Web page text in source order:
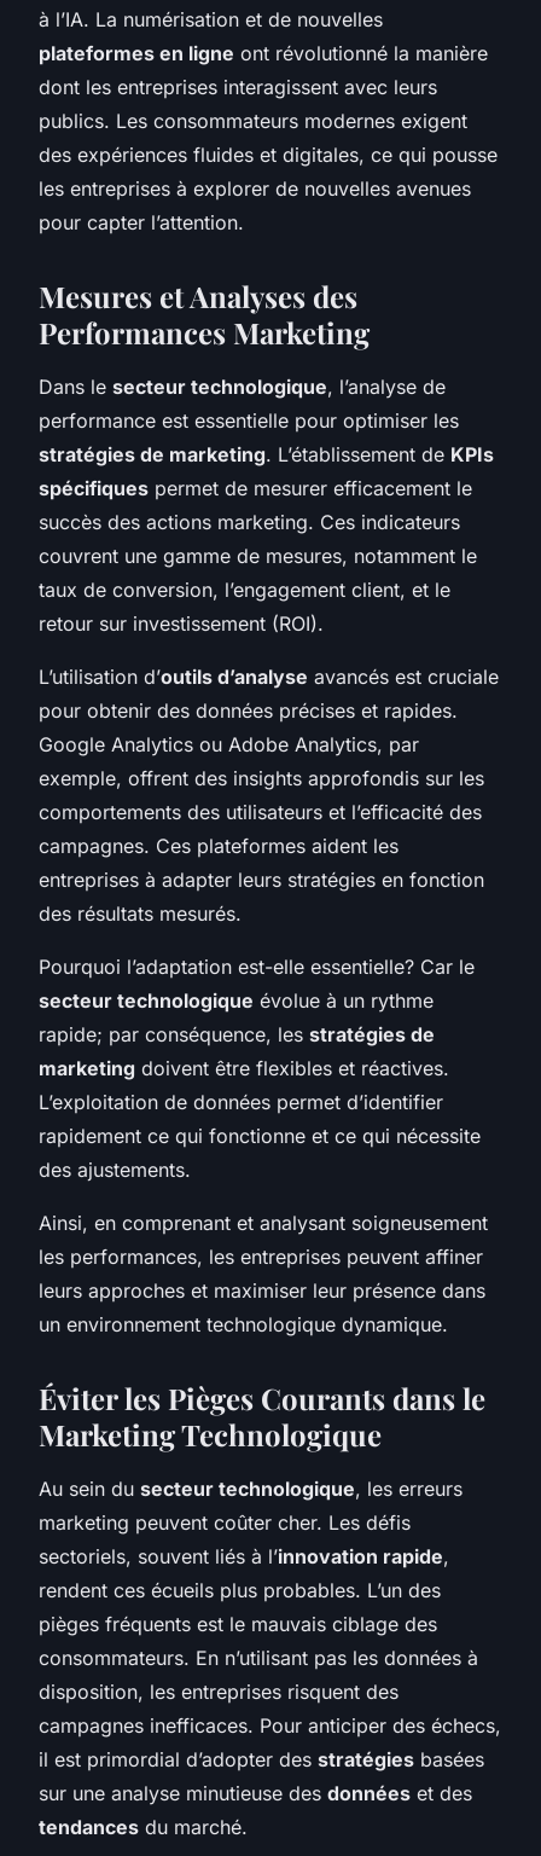
à l’IA. La numérisation et de nouvelles
plateformes en ligne ont révolutionné la manière
dont les entreprises interagissent avec leurs
publics. Les consommateurs modernes exigent
des expériences fluides et digitales, ce qui pousse
les entreprises à explorer de nouvelles avenues
pour capter l’attention.
Mesures et Analyses des
Performances Marketing
Dans le secteur technologique, l’analyse de
performance est essentielle pour optimiser les
stratégies de marketing. L’établissement de KPIs
spécifiques permet de mesurer efficacement le
succès des actions marketing. Ces indicateurs
couvrent une gamme de mesures, notamment le
taux de conversion, l’engagement client, et le
retour sur investissement (ROI).
L’utilisation d’outils d’analyse avancés est cruciale
pour obtenir des données précises et rapides.
Google Analytics ou Adobe Analytics, par
exemple, offrent des insights approfondis sur les
comportements des utilisateurs et l’efficacité des
campagnes. Ces plateformes aident les
entreprises à adapter leurs stratégies en fonction
des résultats mesurés.
Pourquoi l’adaptation est-elle essentielle? Car le
secteur technologique évolue à un rythme
rapide; par conséquence, les stratégies de
marketing doivent être flexibles et réactives.
L’exploitation de données permet d’identifier
rapidement ce qui fonctionne et ce qui nécessite
des ajustements.
Ainsi, en comprenant et analysant soigneusement
les performances, les entreprises peuvent affiner
leurs approches et maximiser leur présence dans
un environnement technologique dynamique.
Éviter les Pièges Courants dans le
Marketing Technologique
Au sein du secteur technologique, les erreurs
marketing peuvent coûter cher. Les défis
sectoriels, souvent liés à l’innovation rapide,
rendent ces écueils plus probables. L’un des
pièges fréquents est le mauvais ciblage des
consommateurs. En n’utilisant pas les données à
disposition, les entreprises risquent des
campagnes inefficaces. Pour anticiper des échecs,
il est primordial d’adopter des stratégies basées
sur une analyse minutieuse des données et des
tendances du marché.